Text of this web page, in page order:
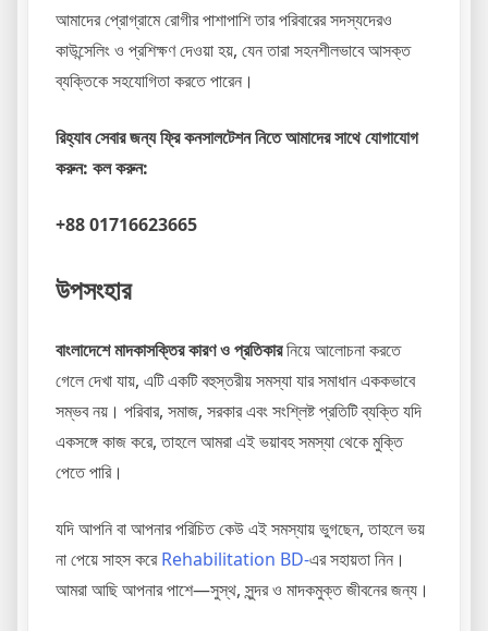
আমাদের প্রোগ্রামে রোগীর পাশাপাশি তার পরিবারের সদস্যদেরও
কাউন্সেলিং ও প্রশিক্ষণ দেওয়া হয়, যেন তারা সহনশীলভাবে আসক্ত
ব্যক্তিকে সহযোগিতা করতে পারেন।
রিহ্যাব সেবার জন্য ফ্রি কনসালটেশন নিতে আমাদের সাথে যোগাযোগ
করুন: কল করুন:
+88 01716623665
উপসংহার
বাংলাদেশে মাদকাসক্তির কারণ ও প্রতিকারনিয়ে আলোচনা করতে
গেলে দেখা যায়, এটি একটি বহুস্তরীয় সমস্যা যার সমাধান এককভাবে
সম্ভব নয়। পরিবার, সমাজ, সরকার এবং সংশ্লিষ্ট প্রতিটি ব্যক্তি যদি
একসঙ্গে কাজ করে, তাহলে আমরা এই ভয়াবহ সমস্যা থেকে মুক্তি
পেতে পারি।
যদি আপনি বা আপনার পরিচিত কেউ এই সমস্যায় ভুগছেন, তাহলে ভয়
না পেয়ে সাহস করেRehabilitation BD-এর সহায়তা নিন।
আমরা আছি আপনার পাশে—সুস্থ, সুন্দর ও মাদকমুক্ত জীবনের জন্য।